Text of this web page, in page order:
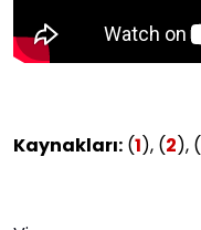
Kaynakları: (1), (2), (